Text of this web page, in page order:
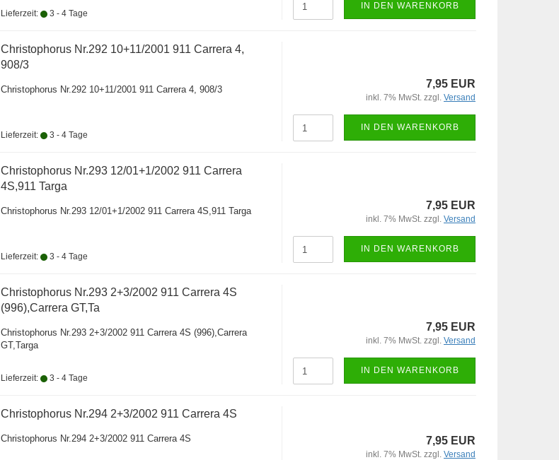
Lieferzeit: 3 - 4 Tage
IN DEN WARENKORB
Christophorus Nr.292 10+11/2001 911 Carrera 4,
908/3
Christophorus Nr.292 10+11/2001 911 Carrera 4, 908/3
Lieferzeit: 3 - 4 Tage
7,95 EUR
inkl. 7% MwSt. zzgl. Versand
IN DEN WARENKORB
Christophorus Nr.293 12/01+1/2002 911 Carrera
4S,911 Targa
Christophorus Nr.293 12/01+1/2002 911 Carrera 4S,911 Targa
Lieferzeit: 3 - 4 Tage
7,95 EUR
inkl. 7% MwSt. zzgl. Versand
IN DEN WARENKORB
Christophorus Nr.293 2+3/2002 911 Carrera 4S
(996),Carrera GT,Ta
Christophorus Nr.293 2+3/2002 911 Carrera 4S (996),Carrera
GT,Targa
Lieferzeit: 3 - 4 Tage
7,95 EUR
inkl. 7% MwSt. zzgl. Versand
IN DEN WARENKORB
Christophorus Nr.294 2+3/2002 911 Carrera 4S
Christophorus Nr.294 2+3/2002 911 Carrera 4S 7,95 EUR
inkl. 7% MwSt. zzgl. Versand